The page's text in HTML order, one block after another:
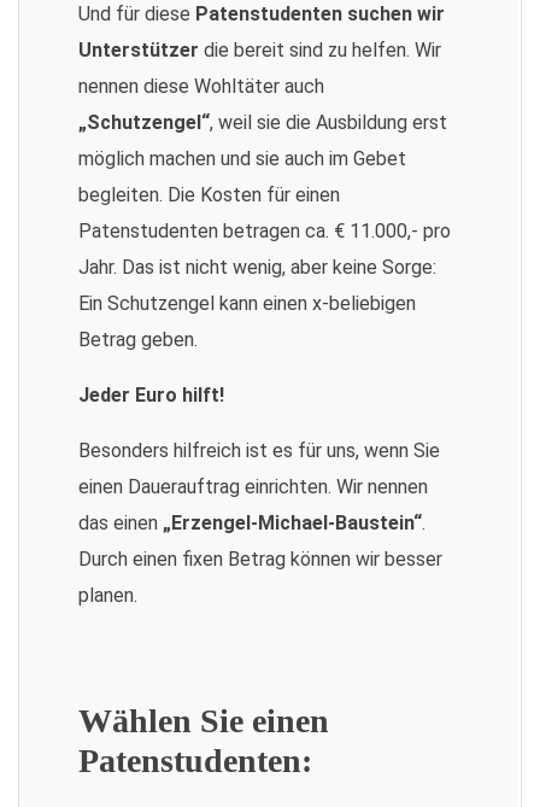
Und für diese Patenstudenten suchen wir
Unterstützer die bereit sind zu helfen. Wir
nennen diese Wohltäter auch
„Schutzengel“, weil sie die Ausbildung erst
möglich machen und sie auch im Gebet
begleiten. Die Kosten für einen
Patenstudenten betragen ca. € 11.000,- pro
Jahr. Das ist nicht wenig, aber keine Sorge:
Ein Schutzengel kann einen x-beliebigen
Betrag geben.
Jeder Euro hilft!
Besonders hilfreich ist es für uns, wenn Sie
einen Dauerauftrag einrichten. Wir nennen
das einen „Erzengel-Michael-Baustein“.
Durch einen fixen Betrag können wir besser
planen.
Wählen Sie einen
Patenstudenten: